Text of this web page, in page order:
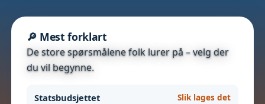
🔎 Mest forklart
De store spørsmålene folk lurer på – velg der
du vil begynne.
Statsbudsjettet Slik lages det